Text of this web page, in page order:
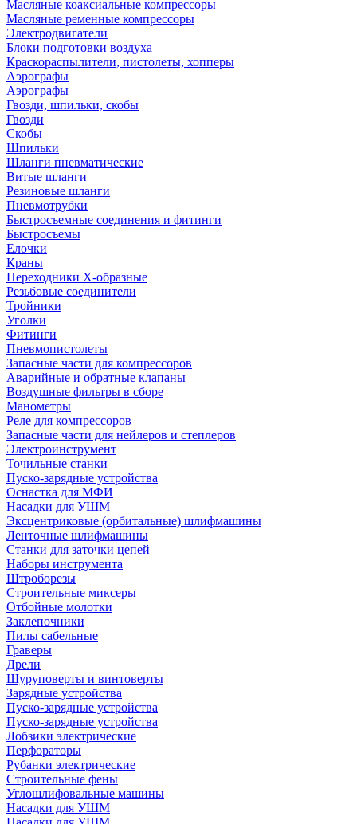
Масляные коаксиальные компрессоры
Масляные ременные компрессоры
Электродвигатели
Блоки подготовки воздуха
Краскораспылители, пистолеты, хопперы
Аэрографы
Аэрографы
Гвозди, шпильки, скобы
Гвозди
Скобы
Шпильки
Шланги пневматические
Витые шланги
Резиновые шланги
Пневмотрубки
Быстросъемные соединения и фитинги
Быстросъемы
Елочки
Краны
Переходники Х-образные
Резьбовые соединители
Тройники
Уголки
Фитинги
Пневмопистолеты
Запасные части для компрессоров
Аварийные и обратные клапаны
Воздушные фильтры в сборе
Манометры
Реле для компрессоров
Запасные части для нейлеров и степлеров
Электроинструмент
Точильные станки
Пуско-зарядные устройства
Оснастка для МФИ
Насадки для УШМ
Эксцентриковые (орбитальные) шлифмашины
Ленточные шлифмашины
Станки для заточки цепей
Наборы инструмента
Штроборезы
Строительные миксеры
Отбойные молотки
Заклепочники
Пилы сабельные
Граверы
Дрели
Шуруповерты и винтоверты
Зарядные устройства
Пуско-зарядные устройства
Пуско-зарядные устройства
Лобзики электрические
Перфораторы
Рубанки электрические
Строительные фены
Углошлифовальные машины
Насадки для УШМ